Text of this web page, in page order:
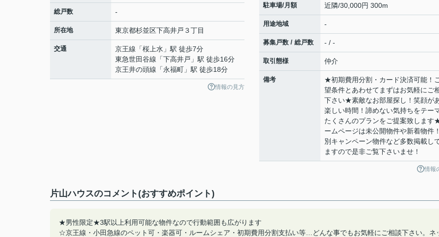
総戸数 -
所在地 東京都杉並区下高井戸 ３丁目
交通 京王線 「桜上水 」駅 徒歩7分
東急世田谷線 「下高井戸 」駅 徒歩16分
京王井の頭線 「永福町 」駅 徒歩18分
情報の見方
駐車場/月額 近隣/30,000円 300m
用途地域 -
募集戸数 / 総戸数 - / -
取引態様 仲介
備考
★初期費用分割・カード決済可能！
望条件とあわせてまずはお気軽にご
下さい★素敵なお部屋探し！笑顔が
楽しい時間！諦めない気持ちをテー
たくさんのプランをご提案致します
ームページは未公開物件や新着物件
別キャンペーン物件など多数掲載し
ますので是非ご覧下さいませ！
情報
片山ハウスのコメント(おすすめポイント)
★男性限定★3駅以上利用可能な物件なので行動範囲も広がります
☆京王線・小田急線のペット可・楽器可・ルームシェア・初期費用分割支払い等…どんな事でもお気軽にご相談下さい。ネ